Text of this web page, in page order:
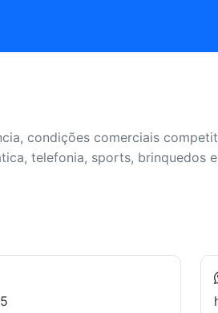
condições comerciais
telefonia, sports, brinquedos